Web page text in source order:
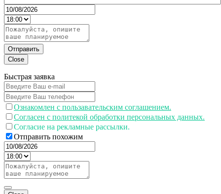
Отправить
Close
Быстрая заявка
Ознакомлен с пользавательским соглашением.
Согласен с политекой обработки персональных данных.
Согласие на рекламные рассылки.
Отправить похожим